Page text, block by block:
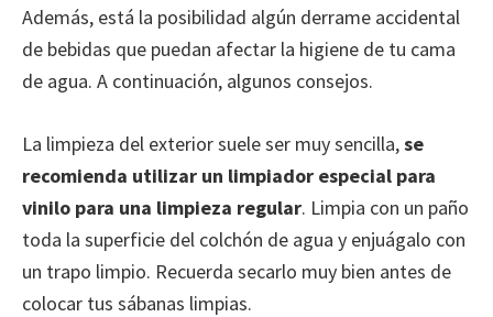
Además, está la posibilidad algún derrame accidental
de bebidas que puedan afectar la higiene de tu cama
de agua. A continuación, algunos consejos.
La limpieza del exterior suele ser muy sencilla,se
recomienda utilizar un limpiador especial para
vinilo para una limpieza regular. Limpia con un paño
toda la superficie del colchón de agua y enjuágalo con
un trapo limpio. Recuerda secarlo muy bien antes de
colocar tus sábanas limpias.